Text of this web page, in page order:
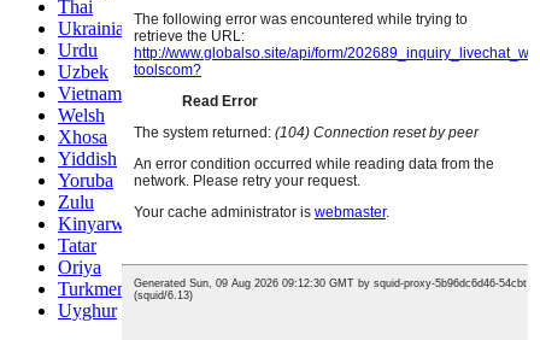
Thai
Ukrainian
Urdu
Uzbek
Vietnamese
Welsh
Xhosa
Yiddish
Yoruba
Zulu
Kinyarwanda
Tatar
Oriya
Turkmen
Uyghur